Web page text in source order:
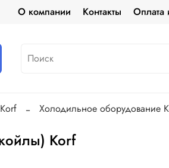
О компании Контакты Оплата
Korf Холодильное оборудование
Korf